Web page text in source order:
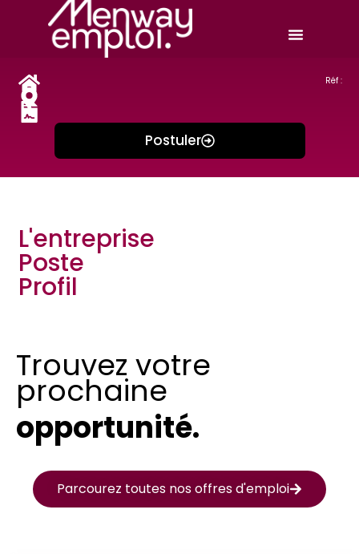
Réf :
Postuler
L'entreprise
Poste
Profil
Trouvez votre
prochaine
opportunité.
Parcourez toutes nos offres d'emploi